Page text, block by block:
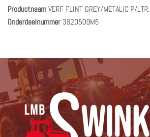
ProductnaamVERF FLINT GREY/METALIC P/LTR.
Onderdeelnummer 3620509M5